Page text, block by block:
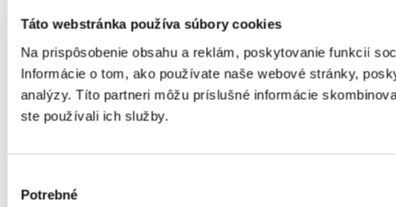
Táto webstránka používa súbory cookies
Na prispôsobenie obsahu a reklám, poskytovanie funkcií
Informácie o tom, ako používate naše webové stránky,
analýzy. Títo partneri môžu príslušné informácie
ste používali ich služby.
súhlasu
Potrebné